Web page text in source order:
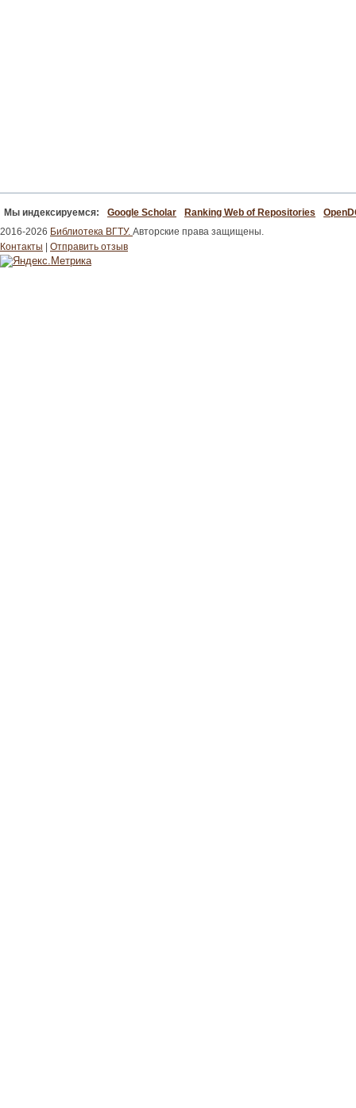
Мы индексируемся: Google Scholar Ranking Web of Repositories
2016-2026 Библиотека ВГТУ. Авторские права защищены.
Контакты
Отправить отзыв